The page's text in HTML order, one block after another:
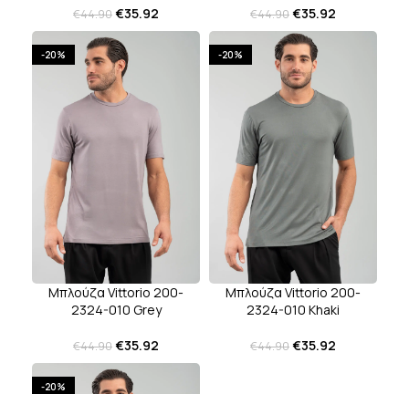
€44.90€35.92 €44.90€35.92
-20%
Μπλούζα Vittorio 200-
2324-010 Grey
€44.90€35.92
-20%
Μπλούζα Vittorio 200-
2324-010 Khaki
€44.90€35.92
-20%